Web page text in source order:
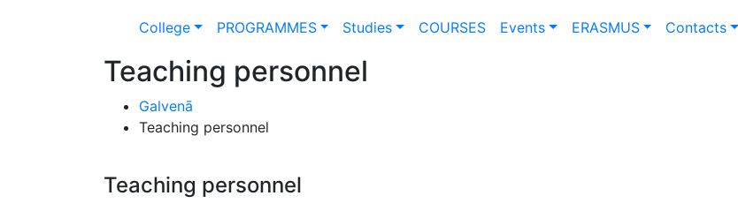
College PROGRAMMES Studies COURSES Events ERASMUS Contacts
Teaching personnel
Galvenā
Teaching personnel
Teaching personnel